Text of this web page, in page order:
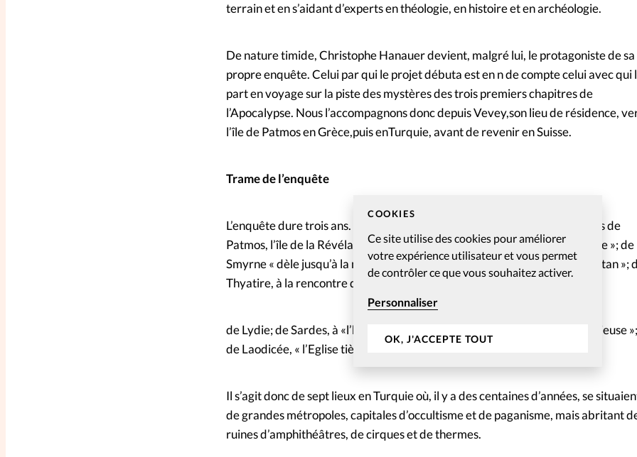
COOKIES
Ce site utilise des cookies pour améliorer
votre expérience utilisateur et vous permet
de contrôler ce que vous souhaitez activer.
Personnaliser
OK, J'ACCEPTE TOUT
terrain et en s’aidant d’experts en théologie, en histoire et en archéologie.
De nature timide, Christophe Hanauer devient, malgré lui, le protagoniste de sa
propre enquête. Celui par qui le projet débuta est en n de compte celui avec qui
part en voyage sur la piste des mystères des trois premiers chapitres de
l’Apocalypse. Nous l’accompagnons donc depuis Vevey,son lieu de résidence,
l’île de Patmos en Grèce,puis enTurquie, avant de revenir en Suisse.
Trame de l’enquête
L’enquête dure trois ans. On découvre les mystères dont recèlent les villes de
Patmos, l’île de la Révélation; d’Ephèse, lieu de « la révolution de l’Evangile »; de
Smyrne « dèle jusqu’à la mort »; de Pergame, où se trouve « le trône de Satan »;
Thyatire, à la rencontre de Jézabel et
de Lydie; de Sardes, à «l’heure du réveil»; de Philadelphie, «l’Eglise victorieuse
de Laodicée, « l’Eglise tiède ».
Il s’agit donc de sept lieux en Turquie où, il y a des centaines d’années, se
de grandes métropoles, capitales d’occultisme et de paganisme, mais abritant
ruines d’amphithéâtres, de cirques et de thermes.